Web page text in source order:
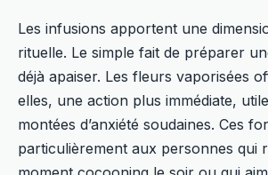
Les infusions apportent une
rituelle. Le simple fait de préparer
déjà apaiser. Les fleurs vaporisées
elles, une action plus immédiate,
montées d’anxiété soudaines. Ces
particulièrement aux personnes qui